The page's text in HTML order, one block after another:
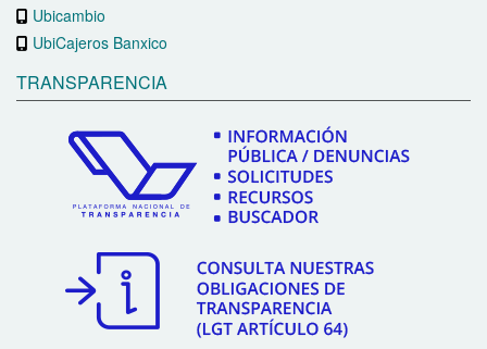
Ubicambio
UbiCajeros Banxico
TRANSPARENCIA